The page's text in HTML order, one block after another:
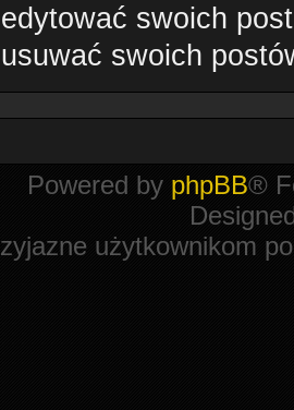
edytować swoich
usuwać swoich
Powered by phpBB®
użytkownikom